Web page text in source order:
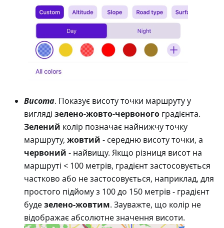
Висота. Показує висоту точки маршруту у
вигляді зелено-жовто-червоного градієнта.
Зелений колір позначає найнижчу точку
маршруту, жовтий - середню висоту точки, а
червоний - найвищу. Якщо різниця висот на
маршруті < 100 метрів, градієнт застосовується
частково або не застосовується, наприклад, для
простого підйому з 100 до 150 метрів - градієнт
будезелено-жовтим. Зауважте, що колір не
відображає абсолютне значення висоти.